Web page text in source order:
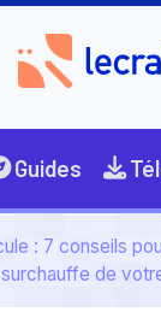
Guides
: 7 conseils
de